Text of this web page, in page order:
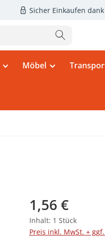
Sicher Einkaufen dank
Möbel
Regulärer Preis:
1,56 €
Inhalt: 1 Stück
Preis inkl. MwSt. +